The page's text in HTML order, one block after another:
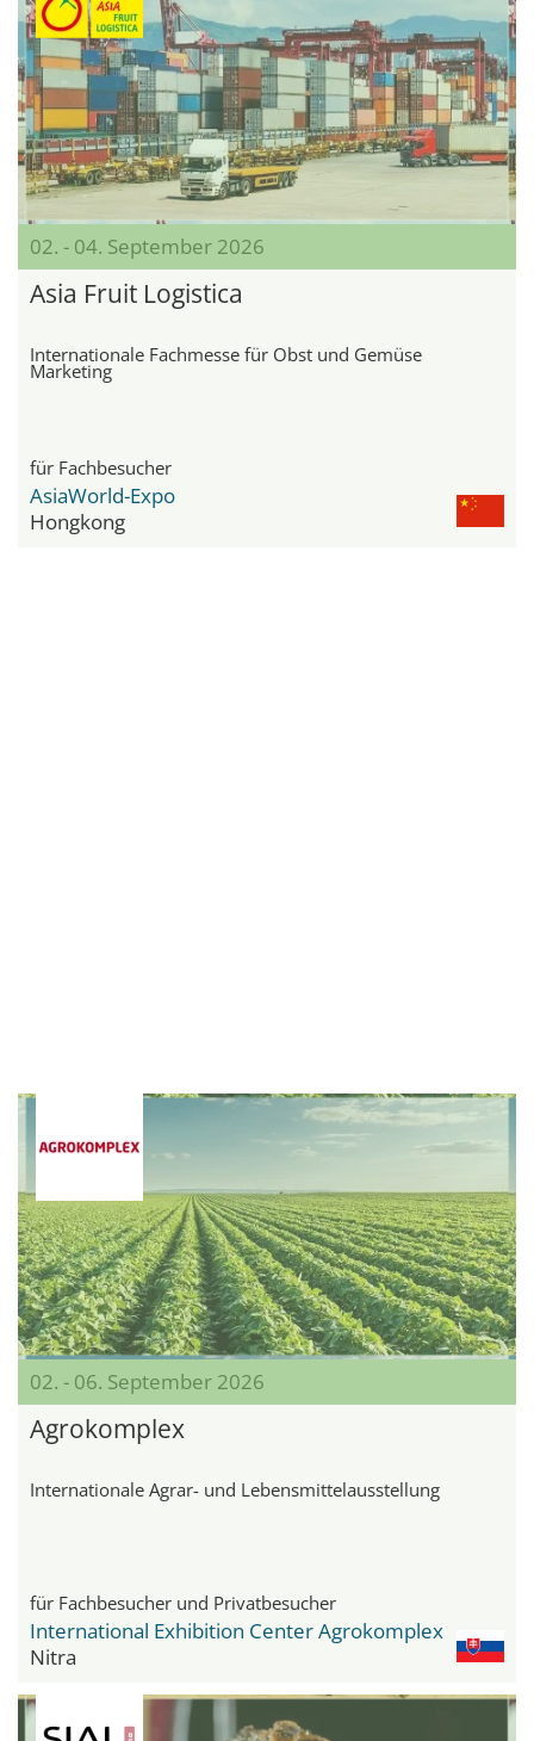
02. - 04. September 2026
Asia Fruit Logistica
Internationale Fachmesse für Obst und Gemüse
Marketing
für Fachbesucher
AsiaWorld-Expo
Hongkong
02. - 06. September 2026
Agrokomplex
Internationale Agrar- und Lebensmittelausstellung
für Fachbesucher und Privatbesucher
International Exhibition Center Agrokomplex
Nitra